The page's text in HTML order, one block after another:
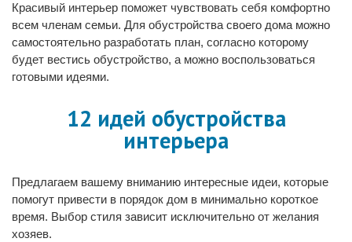
Красивый интерьер поможет чувствовать себя комфортно
всем членам семьи. Для обустройства своего дома можно
самостоятельно разработать план, согласно которому
будет вестись обустройство, а можно воспользоваться
готовыми идеями.
12 идей обустройства
интерьера
Предлагаем вашему вниманию интересные идеи, которые
помогут привести в порядок дом в минимально короткое
время. Выбор стиля зависит исключительно от желания
хозяев.